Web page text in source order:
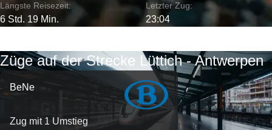
Längste Reisezeit:
6 Std. 19 Min.
Letzter Zug:
23:04
Züge auf der Strecke Lüttich - Antwerpen
BeNe
Zug mit 1 Umstieg